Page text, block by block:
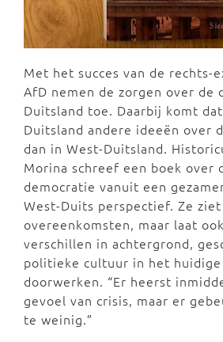
Met het succes van de rechts-
AfD nemen de zorgen over de
Duitsland toe. Daarbij komt
Duitsland andere ideeën over
dan in West-Duitsland.
Morina schreef een boek over
democratie vanuit een
West-Duits perspectief. Ze
overeenkomsten, maar laat
verschillen in achtergrond,
politieke cultuur in het huidige
doorwerken. “Er heerst
gevoel van crisis, maar er
te weinig.”